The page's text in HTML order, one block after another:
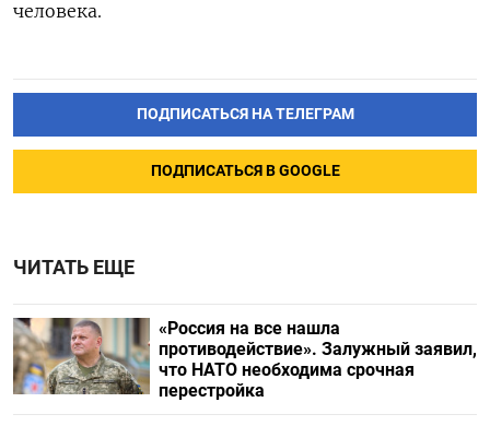
человека.
ПОДПИСАТЬСЯ НА ТЕЛЕГРАМ
ПОДПИСАТЬСЯ В GOOGLE
ЧИТАТЬ ЕЩЕ
«Россия на все нашла
противодействие». Залужный заявил,
что НАТО необходима срочная
перестройка